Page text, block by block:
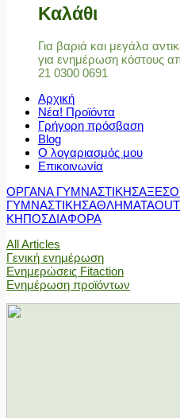
Καλάθι
Για βαριά και μεγάλα
για ενημέρωση κόστους
21 0300 0691
Αρχική
Νέα! Προϊόντα
Γρήγορη πρόσβαση
Blog
Ο λογαριασμός μου
Επικοινωνία
ΟΡΓΑΝΑ ΓΥΜΝΑΣΤΙΚΗΣ
ΓΥΜΝΑΣΤΙΚΗΣΑΘΛΗΜΑΤΑ
ΚΗΠΟΣΔΙΑΦΟΡΑ
All Articles
Γενική ενημέρωση
Ενημερώσεις Fitaction
Ενημέρωση προϊόντων